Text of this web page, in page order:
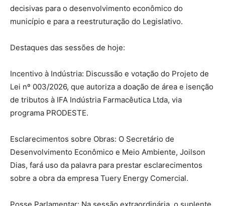
decisivas para o desenvolvimento econômico do
município e para a reestruturação do Legislativo.
​Destaques das sessões de hoje:
​Incentivo à Indústria: Discussão e votação do Projeto de
Lei nº 003/2026, que autoriza a doação de área e isenção
de tributos à IFA Indústria Farmacêutica Ltda, via
programa PRODESTE.
​Esclarecimentos sobre Obras: O Secretário de
Desenvolvimento Econômico e Meio Ambiente, Joilson
Dias, fará uso da palavra para prestar esclarecimentos
sobre a obra da empresa Tuery Energy Comercial.